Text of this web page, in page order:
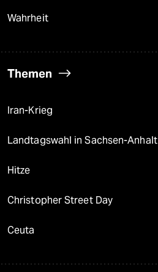
Wahrheit
Themen
Iran-Krieg
Landtagswahl in Sachsen-Anhalt
Hitze
Christopher Street Day
Ceuta